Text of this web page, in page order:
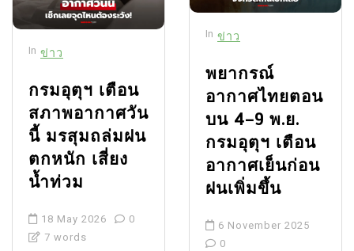
In ข่าว
กรมอุตุฯ เตือน
สภาพอากาศวัน
นี้ มรสุมถล่มฝน
ตกหนัก เสี่ยง
น้ำท่วม
18 May 2026
0
7 words
In ข่าว
พยากรณ์
อากาศไทยตอน
บน 4–9 พ.ย.
กรมอุตุฯ เตือน
อากาศเย็นก่อน
ฝนเพิ่มขึ้น
6 November 2025
0